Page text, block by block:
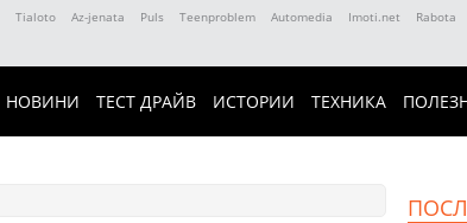
Tialoto Az-jenata Puls Teenproblem Automedia Imoti.net Rabota
НОВИНИ ТЕСТ ДРАЙВ ИСТОРИИ ТЕХНИКА